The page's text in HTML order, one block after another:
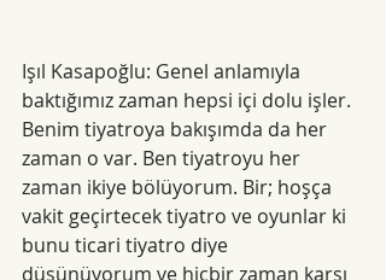
Işıl Kasapoğlu: Genel anlamıyla
baktığımız zaman hepsi içi dolu işler.
Benim tiyatroya bakışımda da her
zaman o var. Ben tiyatroyu her
zaman ikiye bölüyorum. Bir; hoşça
vakit geçirtecek tiyatro ve oyunlar ki
bunu ticari tiyatro diye
düşünüyorum ve hiçbir zaman karşı